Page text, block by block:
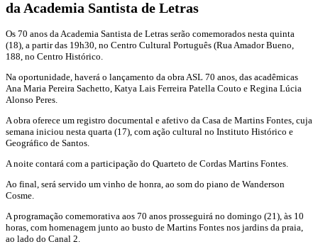
da Academia Santista de Letras
Os 70 anos da Academia Santista de Letras serão comemorados nesta quinta
(18), a partir das 19h30, no Centro Cultural Português (Rua Amador Bueno,
188, no Centro Histórico.
Na oportunidade, haverá o lançamento da obra ASL 70 anos, das acadêmicas
Ana Maria Pereira Sachetto, Katya Lais Ferreira Patella Couto e Regina Lúcia
Alonso Peres.
A obra oferece um registro documental e afetivo da Casa de Martins Fontes, cuja
semana iniciou nesta quarta (17), com ação cultural no Instituto Histórico e
Geográfico de Santos.
A noite contará com a participação do Quarteto de Cordas Martins Fontes.
Ao final, será servido um vinho de honra, ao som do piano de Wanderson
Cosme.
A programação comemorativa aos 70 anos prosseguirá no domingo (21), às 10
horas, com homenagem junto ao busto de Martins Fontes nos jardins da praia,
ao lado do Canal 2.